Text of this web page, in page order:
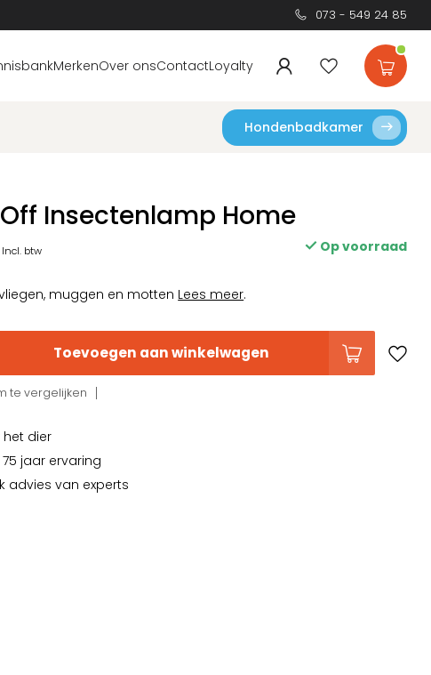
073 - 549 24 85
MerkenOver onsContactLoyalty
Hondenbadkamer
Insectenlamp Home
Incl. btw Op voorraad
muggen en motten Lees meer.
Toevoegen aan winkelwagen
te vergelijken
het dier
jaar ervaring
advies van experts